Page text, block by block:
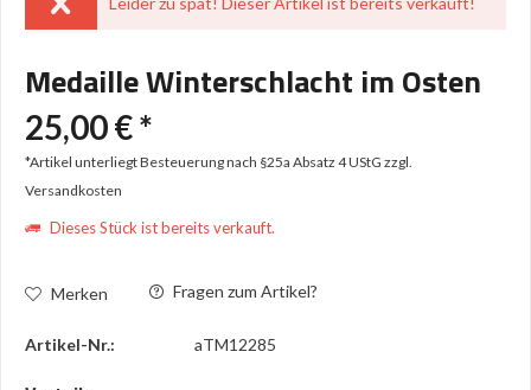
Medaille Winterschlacht im Osten
25,00 € *
*Artikel unterliegt Besteuerung nach §25a Absatz 4 UStG zzgl.
Versandkosten
Dieses Stück ist bereits verkauft.
Merken Fragen zum Artikel?
Artikel-Nr.: aTM12285